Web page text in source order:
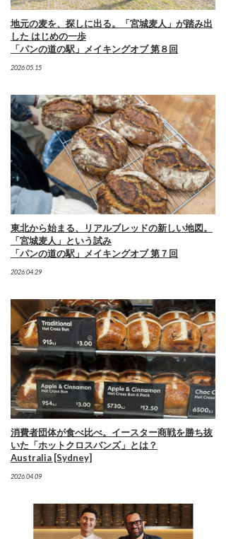
地元の麦を、探しに出る。「宮城麦人」が踏み出
した はじめの一歩
「パンの道の駅」メイキングオブ 第８回
2026.05.15
東北から始まる、リアルブレッドの新しい地図。
「宮城麦人」という試み
「パンの道の駅」メイキングオブ 第７回
2026.04.29
消費者団体が食べ比べ。イースター商戦を勝ち抜
いた「ホットクロスバンズ」とは？
Australia [Sydney]
2026.04.09